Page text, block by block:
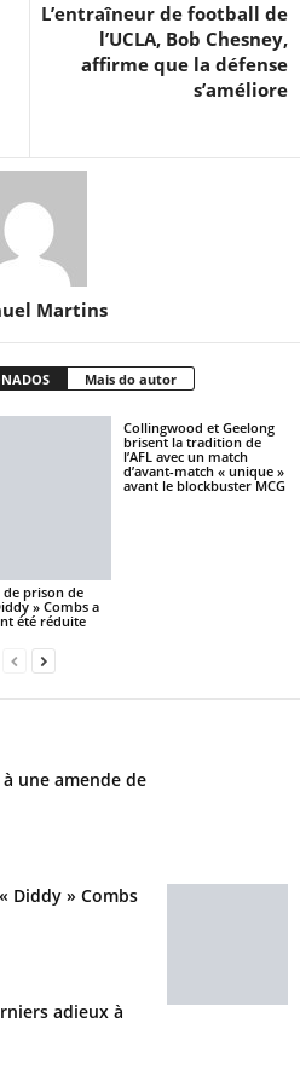
L’entraîneur de football de
l’UCLA, Bob Chesney,
affirme que la défense
s’améliore
Martins
Mais do autor
de prison de
» Combs a
été réduite
Collingwood et Geelong
brisent la tradition de
l’AFL avec un match
d’avant-match « unique »
avant le blockbuster MCG
une amende de
Diddy » Combs
adieux à